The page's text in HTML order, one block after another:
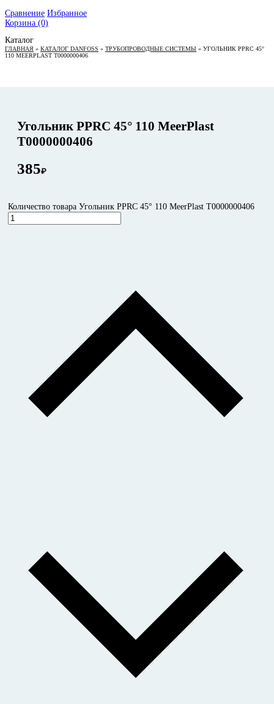
Сравнение Избранное
Корзина (0)
Каталог
ГЛАВНАЯ » КАТАЛОГ DANFOSS » ТРУБОПРОВОДНЫЕ СИСТЕМЫ » УГОЛЬНИК PPRC 45°
110 MEERPLAST Т0000000406
Угольник PPRC 45° 110 MeerPlast
Т0000000406
385₽
Количество товара Угольник PPRC 45° 110 MeerPlast Т0000000406